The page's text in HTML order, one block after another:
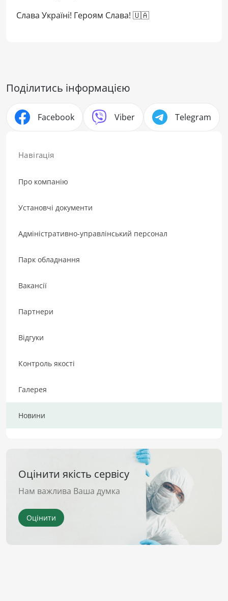
Навігація
Про компанію
Установчі документи
Адміністративно-управлінський персонал
Парк обладнання
Вакансії
Партнери
Відгуки
Контроль якості
Галерея
Новини
Оцінити якість сервісу
Нам важлива Ваша думка
Оцінити
Слава Україні! Героям Слава! 🇺🇦
Поділитись інформацією
Facebook Viber Telegram